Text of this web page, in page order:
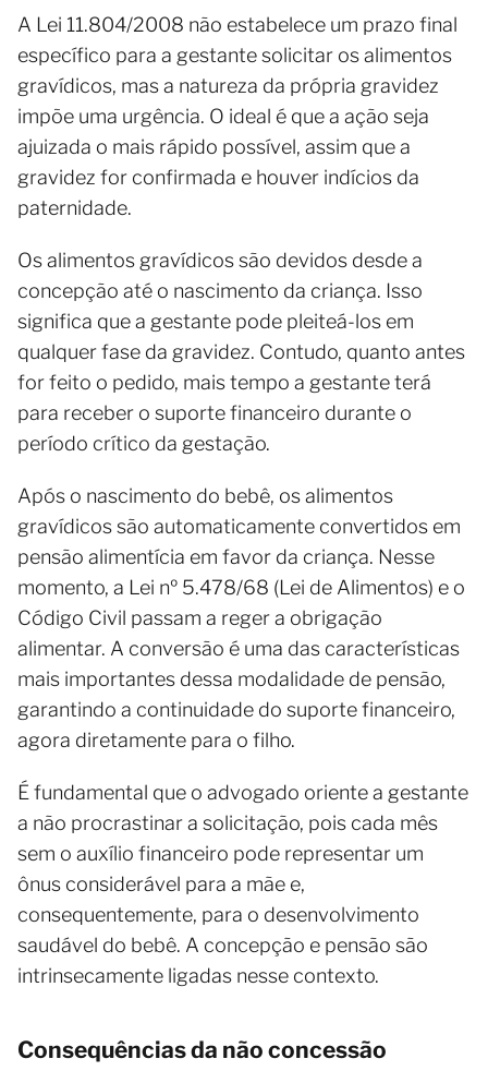
A Lei 11.804/2008 não estabelece um prazo final
específico para a gestante solicitar os alimentos
gravídicos, mas a natureza da própria gravidez
impõe uma urgência. O ideal é que a ação seja
ajuizada o mais rápido possível, assim que a
gravidez for confirmada e houver indícios da
paternidade.
Os alimentos gravídicos são devidos desde a
concepção até o nascimento da criança. Isso
significa que a gestante pode pleiteá-los em
qualquer fase da gravidez. Contudo, quanto antes
for feito o pedido, mais tempo a gestante terá
para receber o suporte financeiro durante o
período crítico da gestação.
Após o nascimento do bebê, os alimentos
gravídicos são automaticamente convertidos em
pensão alimentícia em favor da criança. Nesse
momento, a Lei nº 5.478/68 (Lei de Alimentos) e o
Código Civil passam a reger a obrigação
alimentar. A conversão é uma das características
mais importantes dessa modalidade de pensão,
garantindo a continuidade do suporte financeiro,
agora diretamente para o filho.
É fundamental que o advogado oriente a gestante
a não procrastinar a solicitação, pois cada mês
sem o auxílio financeiro pode representar um
ônus considerável para a mãe e,
consequentemente, para o desenvolvimento
saudável do bebê. A concepção e pensão são
intrinsecamente ligadas nesse contexto.
Consequências da não concessão